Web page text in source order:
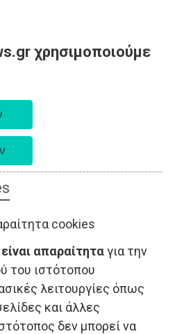
χρησιμοποιούμε
cookies
είναι απαραίτηταγια την
του ιστότοπου
λειτουργίες όπως
και άλλες
δεν μπορεί να